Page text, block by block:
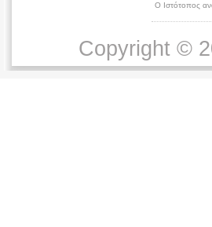
Ο Ιστότοπος
Copyright ©